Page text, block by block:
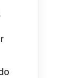
un chef